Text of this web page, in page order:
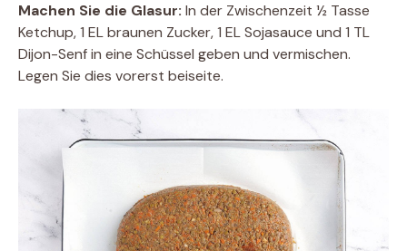
Machen Sie die Glasur: In der Zwischenzeit ½ Tasse
Ketchup, 1 EL braunen Zucker, 1 EL Sojasauce und 1 TL
Dijon-Senf in eine Schüssel geben und vermischen.
Legen Sie dies vorerst beiseite.